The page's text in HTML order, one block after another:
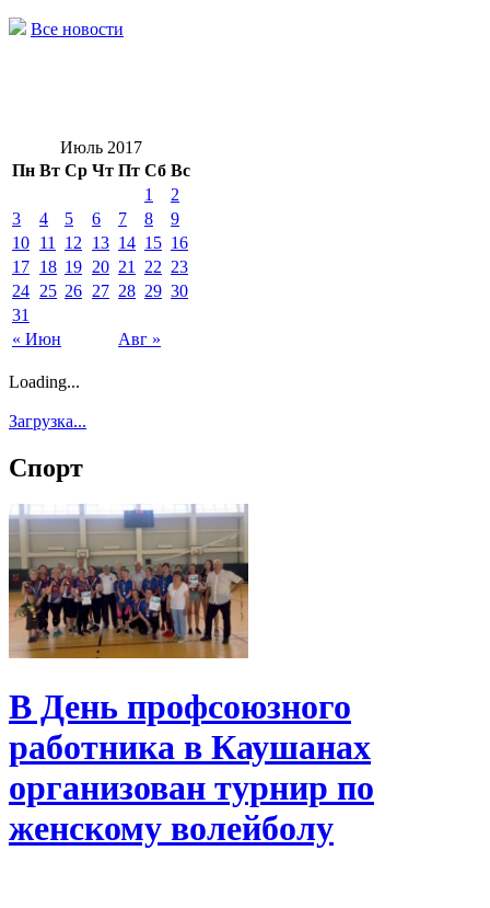
Все новости
Июль 2017
Пн Вт Ср Чт Пт Сб Вс
« Июн Авг »
1
2
3
4 5 6 7 8
9
10 11 12 13 14 15 16
17 18 19 20 21 22 23
24 25 26 27 28 29 30
31
Loading...
Загрузка...
Спорт
В День профсоюзного
работника в Каушанах
организован турнир по
женскому волейболу